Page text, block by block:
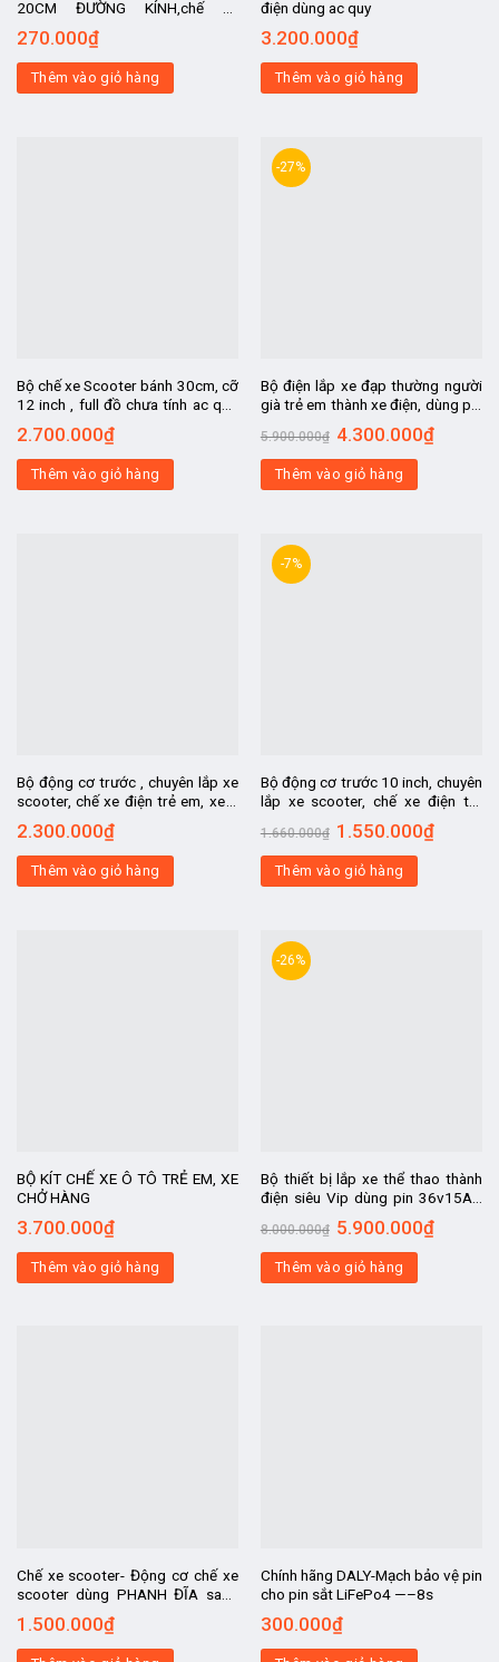
20CM ĐƯỜNG KÍNH,chế xe
scooter, kit chế xe , chế xe điện,
xe điện chế
270.000₫
Thêm vào giỏ hàng
điện dùng ac quy
3.200.000₫
Thêm vào giỏ hàng
Bộ chế xe Scooter bánh 30cm, cỡ
12 inch , full đồ chưa tính ac quy,
chế xe lăn điện nguời khuyết tật,
chế xe ba bánh
2.700.000₫
Thêm vào giỏ hàng
-27%
Bộ điện lắp xe đạp thường người
già trẻ em thành xe điện, dùng pin
để sau baga , tốc độ 25-30km.h,
đi xa 40-45km 1 lần sạc
5.900.000₫ 4.300.000₫
Thêm vào giỏ hàng
Bộ động cơ trước , chuyên lắp xe
scooter, chế xe điện trẻ em, xe 3
2.300.000₫
Thêm vào giỏ hàng
-7%
Bộ động cơ trước 10 inch, chuyên
lắp xe scooter, chế xe điện trẻ
1.660.000₫ 1.550.000₫
Thêm vào giỏ hàng
BỘ KÍT CHẾ XE Ô TÔ TRẺ EM, XE
CHỞ HÀNG
3.700.000₫
Thêm vào giỏ hàng
-26%
Bộ thiết bị lắp xe thể thao thành
điện siêu Vip dùng pin 36v15AH
8.000.000₫ 5.900.000₫
Thêm vào giỏ hàng
Chế xe scooter- Động cơ chế xe
scooter dùng PHANH ĐĨA sang
chảnh . 8 inch -20CM, chế xe điện,
xe điện chế, chế ô t
1.500.000₫
Chính hãng DALY-Mạch bảo vệ pin
cho pin sắt LiFePo4 —–8s
300.000₫